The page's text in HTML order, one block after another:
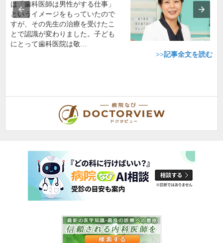
は「歯科医師は男性がする仕事」
というイメージをもっていたので
すが、その先生の治療を受けたこ
とで認識が変わりました。子ども
にとって歯科医院は敬…
>>記事全文を読む